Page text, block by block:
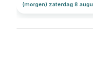
(morgen) zaterdag 8